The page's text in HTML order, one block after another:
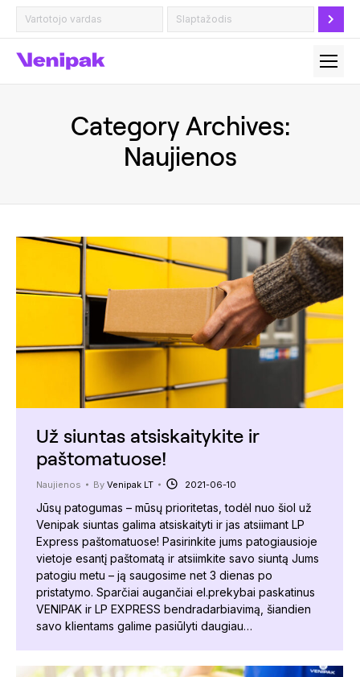
Category Archives:
Naujienos
Už siuntas atsiskaitykite ir
paštomatuose!
Naujienos By Venipak LT 2021-06-10
Jūsų patogumas – mūsų prioritetas, todėl nuo šiol už
Venipak siuntas galima atsiskaityti ir jas atsiimant LP
Express paštomatuose! Pasirinkite jums patogiausioje
vietoje esantį paštomatą ir atsiimkite savo siuntą Jums
patogiu metu – ją saugosime net 3 dienas po
pristatymo. Sparčiai augančiai el.prekybai paskatinus
VENIPAK ir LP EXPRESS bendradarbiavimą, šiandien
savo klientams galime pasiūlyti daugiau…